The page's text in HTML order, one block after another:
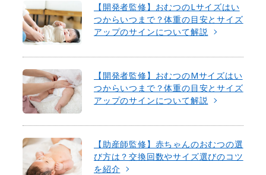
【開発者監修】おむつのLサイズはい
つからいつまで？体重の目安とサイズ
アップのサインについて解説
【開発者監修】おむつのMサイズはい
つからいつまで？体重の目安とサイズ
アップのサインについて解説
【助産師監修】赤ちゃんのおむつの選
び方は？交換回数やサイズ選びのコツ
を紹介